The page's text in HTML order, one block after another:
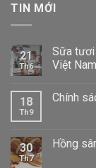
TIN MỚI
21
Th6
Sữa tươi
Việt Nam
18
Th9
Chính
30
Th7
Hồng